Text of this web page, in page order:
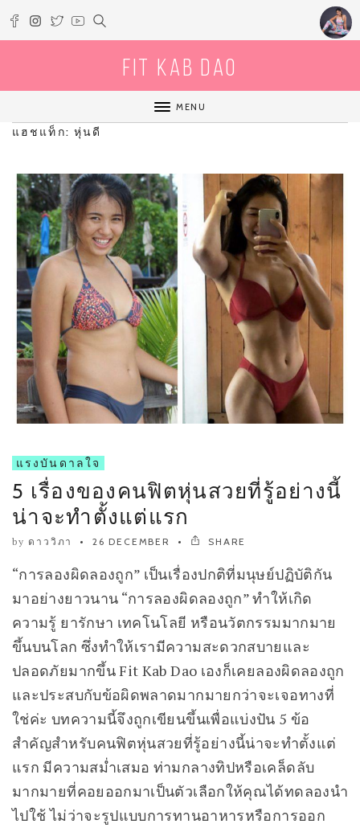
Fit Kab Dao
MENU
แฮชแท็ก: หุ่นดี
แรงบันดาลใจ
5 เรื่องของคนฟิตหุ่นสวยที่รู้อย่างนี้
น่าจะทำตั้งแต่แรก
by ดาววิภา 26 DECEMBER SHARE
“การลองผิดลองถูก” เป็นเรื่องปกติที่มนุษย์ปฏิบัติกัน
มาอย่างยาวนาน “การลองผิดลองถูก” ทำให้เกิด
ความรู้ ยารักษา เทคโนโลยี หรือนวัตกรรมมากมาย
ขึ้นบนโลก ซึ่งทำให้เรามีความสะดวกสบายและ
ปลอดภัยมากขึ้น Fit Kab Dao เองก็เคยลองผิดลองถูก
และประสบกับข้อผิดพลาดมากมายกว่าจะเจอทางที่
ใช่ค่ะ บทความนี้จึงถูกเขียนขึ้นเพื่อแบ่งปัน 5 ข้อ
สำคัญสำหรับคนฟิตหุ่นสวยที่รู้อย่างนี้น่าจะทำตั้งแต่
แรก มีความสม่ำเสมอ ท่ามกลางทิปหรือเคล็ดลับ
มากมายที่คอยออกมาเป็นตัวเลือกให้คุณได้ทดลองนำ
ไปใช้ ไม่ว่าจะรูปแบบการทานอาหารหรือการออก